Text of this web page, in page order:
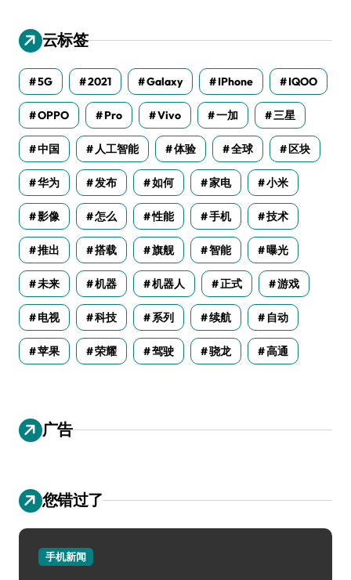
云标签
5G 2021 Galaxy IPhone IQOO
OPPO Pro Vivo 一加 三星
中国 人工智能 体验 全球 区块
华为 发布 如何 家电 小米
影像 怎么 性能 手机 技术
推出 搭载 旗舰 智能 曝光
未来 机器 机器人 正式 游戏
电视 科技 系列 续航 自动
苹果 荣耀 驾驶 骁龙 高通
广告
您错过了
手机新闻